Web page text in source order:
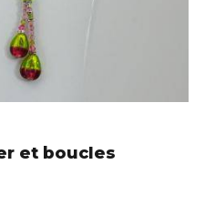
et boucles